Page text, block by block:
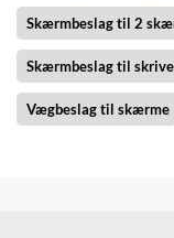
Skærmbeslag til 2
Skærmbeslag til
Vægbeslag til skærme